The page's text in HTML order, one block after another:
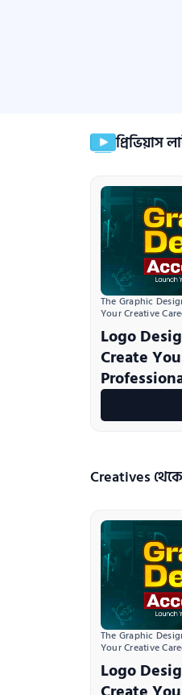
প্রিভিয়াস
The Graphic
Your Creative
Logo
Create
Creatives
The Graphic
Your Creative
Logo